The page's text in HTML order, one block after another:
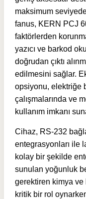
maksimum
fanus, KERN PCJ
faktörlerden
yazıcı ve barkod
doğrudan çıktı
edilmesini sağlar.
opsiyonu, elektriğe
çalışmalarında ve
kullanım imkanı
Cihaz, RS-232
entegrasyonları ile
kolay bir şekilde
sunulan yoğunluk
gerektiren kimya ve
kritik bir rol